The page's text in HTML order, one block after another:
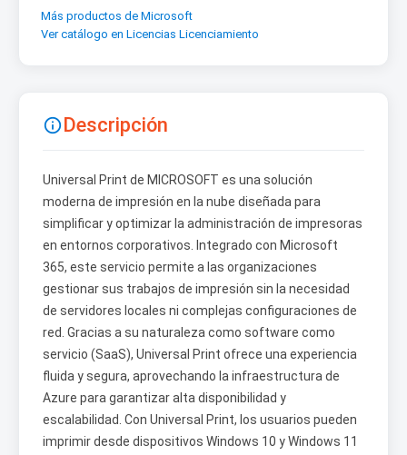
Más productos de Microsoft
Ver catálogo en Licencias Licenciamiento
Descripción
Universal Print de MICROSOFT es una solución
moderna de impresión en la nube diseñada para
simplificar y optimizar la administración de impresoras
en entornos corporativos. Integrado con Microsoft
365, este servicio permite a las organizaciones
gestionar sus trabajos de impresión sin la necesidad
de servidores locales ni complejas configuraciones de
red. Gracias a su naturaleza como software como
servicio (SaaS), Universal Print ofrece una experiencia
fluida y segura, aprovechando la infraestructura de
Azure para garantizar alta disponibilidad y
escalabilidad. Con Universal Print, los usuarios pueden
imprimir desde dispositivos Windows 10 y Windows 11